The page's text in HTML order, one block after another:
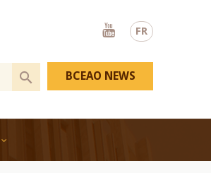
FR
Youtube
BCEAO NEWS